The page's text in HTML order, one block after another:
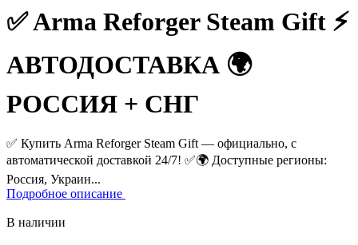
✅ Arma Reforger Steam Gift ⚡
АВТОДОСТАВКА 🌍
РОССИЯ + СНГ
✅ Купить Arma Reforger Steam Gift — официально, с
автоматической доставкой 24/7! ✅🌍 Доступные регионы:
Россия, Украин...
Подробное описание
В наличии